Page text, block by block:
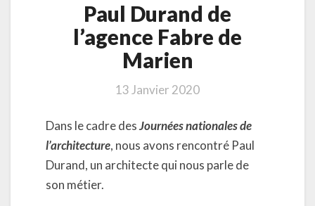
Durand
de
l’agence
Fabre
de
Marien
Paul Durand de
l’agence Fabre de
Marien
13 Janvier 2020
Dans le cadre desJournées nationales de
l’architecture, nous avons rencontré Paul
Durand, un architecte qui nous parle de
son métier.